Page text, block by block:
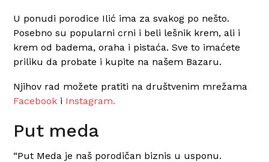
U ponudi porodice Ilić ima za svakog po nešto.
Posebno su popularni crni i beli lešnik krem, ali i
krem od badema, oraha i pistaća. Sve to imaćete
priliku da probate i kupite na našem Bazaru.
Njihov rad možete pratiti na društvenim mrežama
Facebook i Instagram.
Put meda
“Put Meda je naš porodičan biznis u usponu.